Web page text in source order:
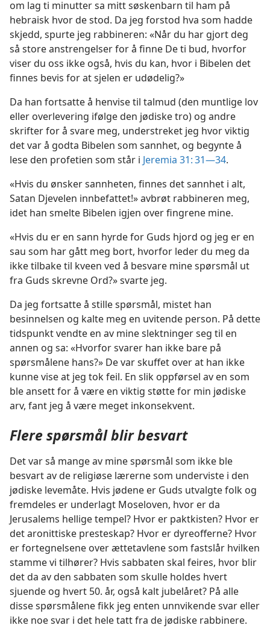
om lag ti minutter sa mitt søskenbarn til ham på
hebraisk hvor de stod. Da jeg forstod hva som hadde
skjedd, spurte jeg rabbineren: «Når du har gjort deg
så store anstrengelser for å finne De ti bud, hvorfor
viser du oss ikke også, hvis du kan, hvor i Bibelen det
finnes bevis for at sjelen er udødelig?»
Da han fortsatte å henvise til talmud (den muntlige lov
eller overlevering ifølge den jødiske tro) og andre
skrifter for å svare meg, understreket jeg hvor viktig
det var å godta Bibelen som sannhet, og begynte å
lese den profetien som står i Jeremia 31: 31—34.
«Hvis du ønsker sannheten, finnes det sannhet i alt,
Satan Djevelen innbefattet!» avbrøt rabbineren meg,
idet han smelte Bibelen igjen over fingrene mine.
«Hvis du er en sann hyrde for Guds hjord og jeg er en
sau som har gått meg bort, hvorfor leder du meg da
ikke tilbake til kveen ved å besvare mine spørsmål ut
fra Guds skrevne Ord?» svarte jeg.
Da jeg fortsatte å stille spørsmål, mistet han
besinnelsen og kalte meg en uvitende person. På dette
tidspunkt vendte en av mine slektninger seg til en
annen og sa: «Hvorfor svarer han ikke bare på
spørsmålene hans?» De var skuffet over at han ikke
kunne vise at jeg tok feil. En slik oppførsel av en som
ble ansett for å være en viktig støtte for min jødiske
arv, fant jeg å være meget inkonsekvent.
Flere spørsmål blir besvart
Det var så mange av mine spørsmål som ikke ble
besvart av de religiøse lærerne som underviste i den
jødiske levemåte. Hvis jødene er Guds utvalgte folk og
fremdeles er underlagt Moseloven, hvor er da
Jerusalems hellige tempel? Hvor er paktkisten? Hvor er
det aronittiske presteskap? Hvor er dyreofferne? Hvor
er fortegnelsene over ættetavlene som fastslår hvilken
stamme vi tilhører? Hvis sabbaten skal feires, hvor blir
det da av den sabbaten som skulle holdes hvert
sjuende og hvert 50. år, også kalt jubelåret? På alle
disse spørsmålene fikk jeg enten unnvikende svar eller
ikke noe svar i det hele tatt fra de jødiske rabbinere.